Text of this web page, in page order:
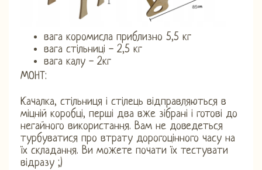
вага коромисла приблизно 5,5 кг
вага стільниці - 2,5 кг
вага калу - 2кг
МОНТ:
Качалка, стільниця і стілець відправляються в
міцній коробці, перші два вже зібрані і готові до
негайного використання. Вам не доведеться
турбуватися про втрату дорогоцінного часу на
їх складання. Ви можете почати їх тестувати
відразу ;)